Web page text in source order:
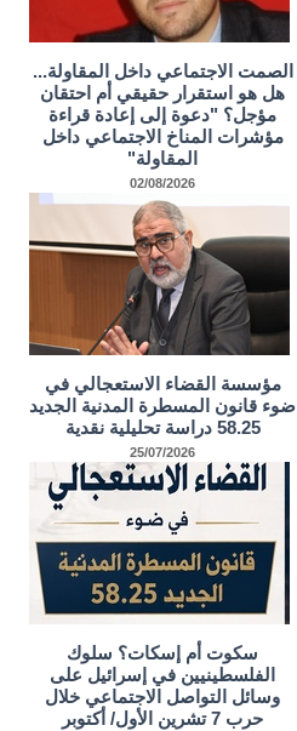
الصمت الاجتماعي داخل المقاولة...
هل هو استقرار حقيقي أم احتقان
مؤجل؟ "دعوة إلى إعادة قراءة
مؤشرات المناخ الاجتماعي داخل
المقاولة"
02/08/2026
مؤسسة القضاء الاستعجالي في
ضوء قانون المسطرة المدنية الجديد
58.25 دراسة تحليلية نقدية
25/07/2026
سكوت أم إسكات؟ سلوك
الفلسطينيين في إسرائيل على
وسائل التواصل الاجتماعي خلال
حرب 7 تشرين الأول/ أكتوبر